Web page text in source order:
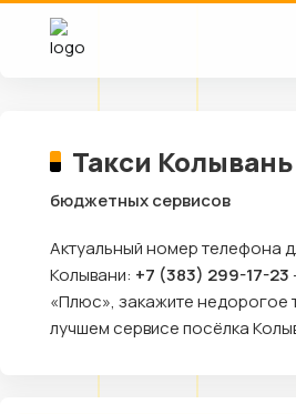
Такси Колывань
бюджетных сервисов
Актуальный номер телефона
Колывани: +7 (383) 299-17-23
«Плюс», закажите недорогое
лучшем сервисе посёлка